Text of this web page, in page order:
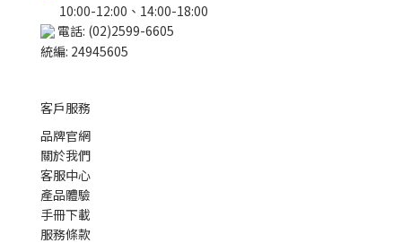
10:00-12:00、14:00-18:00
電話: (02)2599-6605
統編: 24945605
客戶服務
品牌官網
關於我們
客服中心
產品體驗
手冊下載
服務條款